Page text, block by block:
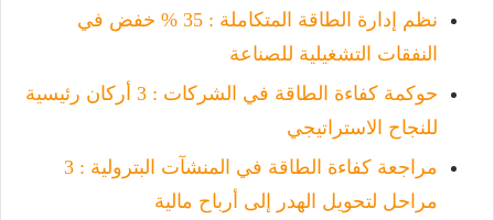
نظم إدارة الطاقة المتكاملة : 35 % خفض في
النفقات التشغيلية للصناعة
حوكمة كفاءة الطاقة في الشركات : 3 أركان رئيسية
للنجاح الاستراتيجي
مراجعة كفاءة الطاقة في المنشآت البترولية : 3
مراحل لتحويل الهدر إلى أرباح مالية